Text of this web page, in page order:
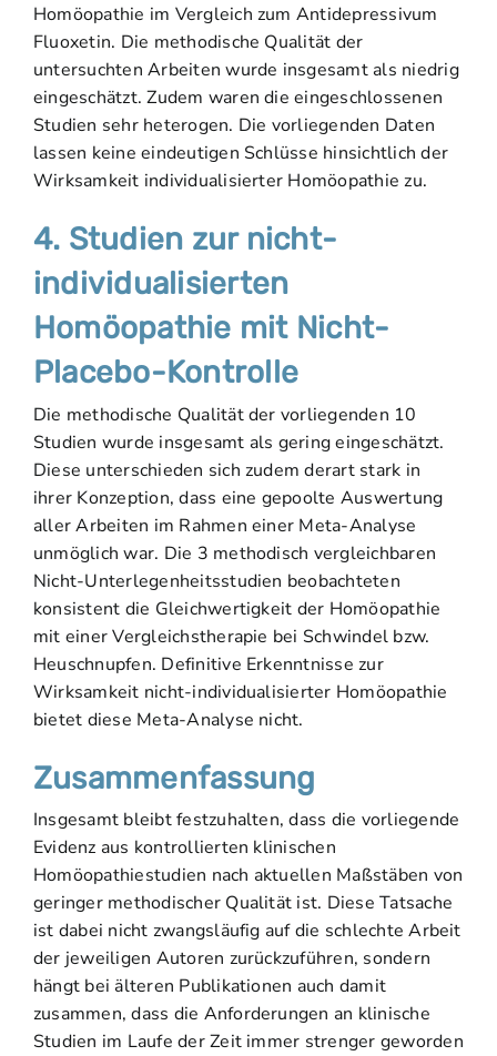
Homöopathie im Vergleich zum Antidepressivum
Fluoxetin. Die methodische Qualität der
untersuchten Arbeiten wurde insgesamt als niedrig
eingeschätzt. Zudem waren die eingeschlossenen
Studien sehr heterogen. Die vorliegenden Daten
lassen keine eindeutigen Schlüsse hinsichtlich der
Wirksamkeit individualisierter Homöopathie zu.
4. Studien zur nicht-
individualisierten
Homöopathie mit Nicht-
Placebo-Kontrolle
Die methodische Qualität der vorliegenden 10
Studien wurde insgesamt als gering eingeschätzt.
Diese unterschieden sich zudem derart stark in
ihrer Konzeption, dass eine gepoolte Auswertung
aller Arbeiten im Rahmen einer Meta-Analyse
unmöglich war. Die 3 methodisch vergleichbaren
Nicht-Unterlegenheitsstudien beobachteten
konsistent die Gleichwertigkeit der Homöopathie
mit einer Vergleichstherapie bei Schwindel bzw.
Heuschnupfen. Definitive Erkenntnisse zur
Wirksamkeit nicht-individualisierter Homöopathie
bietet diese Meta-Analyse nicht.
Zusammenfassung
Insgesamt bleibt festzuhalten, dass die vorliegende
Evidenz aus kontrollierten klinischen
Homöopathiestudien nach aktuellen Maßstäben von
geringer methodischer Qualität ist. Diese Tatsache
ist dabei nicht zwangsläufig auf die schlechte Arbeit
der jeweiligen Autoren zurückzuführen, sondern
hängt bei älteren Publikationen auch damit
zusammen, dass die Anforderungen an klinische
Studien im Laufe der Zeit immer strenger geworden